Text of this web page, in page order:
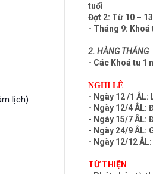
lịch)
tuổi
Đợt 2: Từ 10 –
- Tháng 9: Khoá
2. HÀNG THÁNG
- Các Khoá tu 1
NGHI LỄ
- Ngày 12 /1 ÂL:
- Ngày 12/4 ÂL:
- Ngày 15/7 ÂL:
- Ngày 24/9 ÂL:
- Ngày 12/12
TỪ THIỆN